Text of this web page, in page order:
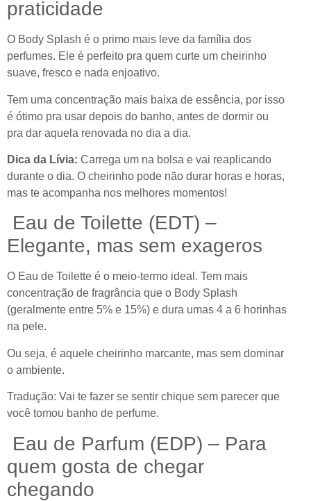
praticidade
O Body Splash é o primo mais leve da família dos
perfumes. Ele é perfeito pra quem curte um cheirinho
suave, fresco e nada enjoativo.
Tem uma concentração mais baixa de essência, por isso
é ótimo pra usar depois do banho, antes de dormir ou
pra dar aquela renovada no dia a dia.
Dica da Lívia: Carrega um na bolsa e vai reaplicando
durante o dia. O cheirinho pode não durar horas e horas,
mas te acompanha nos melhores momentos!
Eau de Toilette (EDT) –
Elegante, mas sem exageros
O Eau de Toilette é o meio-termo ideal. Tem mais
concentração de fragrância que o Body Splash
(geralmente entre 5% e 15%) e dura umas 4 a 6 horinhas
na pele.
Ou seja, é aquele cheirinho marcante, mas sem dominar
o ambiente.
Tradução: Vai te fazer se sentir chique sem parecer que
você tomou banho de perfume.
Eau de Parfum (EDP) – Para
quem gosta de chegar
chegando